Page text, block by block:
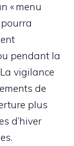
« menu
pendant la
vigilance
de
plus
d’hiver